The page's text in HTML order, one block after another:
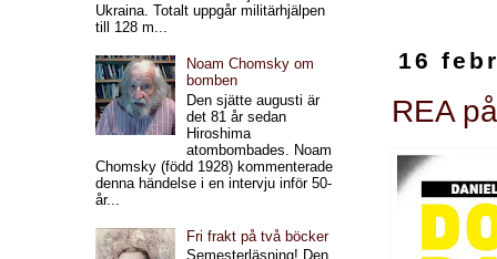
16
REA
Ukraina. Totalt uppgår militärhjälpen
till 128 m...
Noam Chomsky om
bomben
Den sjätte augusti är
det 81 år sedan
Hiroshima
atombombades. Noam
Chomsky (född 1928) kommenterade
denna händelse i en intervju inför 50-
år...
Fri frakt på två böcker
Semesterläsning! Den